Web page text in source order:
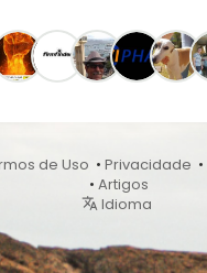
de Uso • Privacidade •
• Artigos
Idioma